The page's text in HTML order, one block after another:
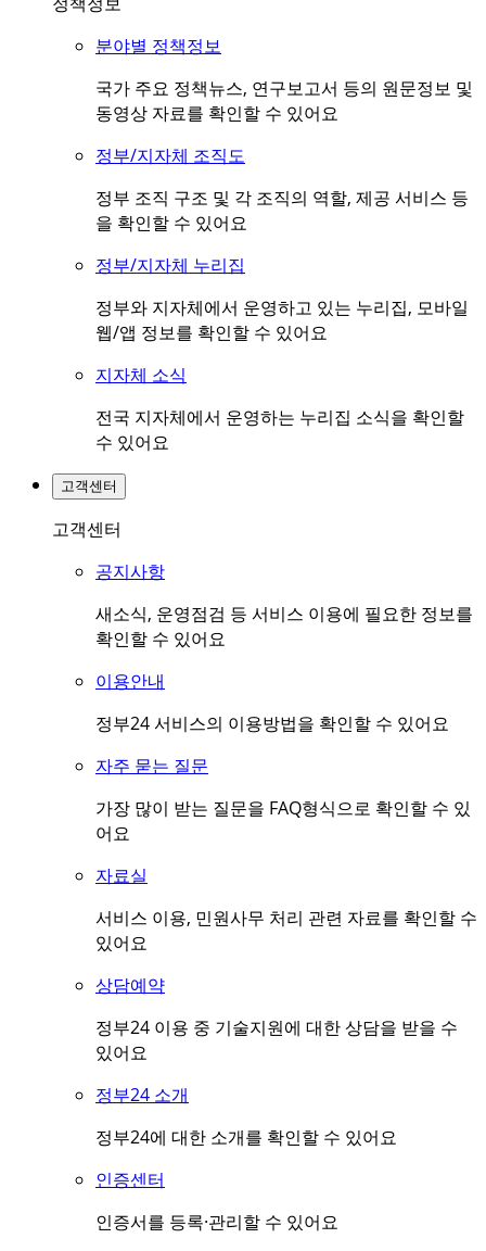
분야별 정책정보
국가 주요 정책뉴스, 연구보고서 등의 원문정보 및
동영상 자료를 확인할 수 있어요
정부/지자체 조직도
정부 조직 구조 및 각 조직의 역할, 제공 서비스 등
을 확인할 수 있어요
정부/지자체 누리집
정부와 지자체에서 운영하고 있는 누리집, 모바일
웹/앱 정보를 확인할 수 있어요
지자체 소식
전국 지자체에서 운영하는 누리집 소식을 확인할
수 있어요
고객센터
고객센터
공지사항
새소식, 운영점검 등 서비스 이용에 필요한 정보를
확인할 수 있어요
이용안내
정부24 서비스의 이용방법을 확인할 수 있어요
자주 묻는 질문
가장 많이 받는 질문을 FAQ형식으로 확인할 수 있
어요
자료실
서비스 이용, 민원사무 처리 관련 자료를 확인할 수
있어요
상담예약
정부24 이용 중 기술지원에 대한 상담을 받을 수
있어요
정부24 소개
정부24에 대한 소개를 확인할 수 있어요
인증센터
인증서를 등록·관리할 수 있어요